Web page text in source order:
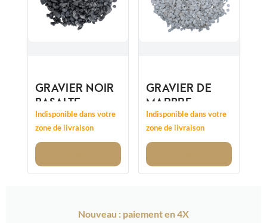
GRAVIER NOIR
BASALTE
14/20MM
CONCASSÉ
Indisponible dans votre
zone de livraison
GRAVIER DE
MARBRE
CRISTAL
CONCASSÉ
8/12MM
Indisponible dans votre
zone de livraison
Nouveau : paiement en 4X